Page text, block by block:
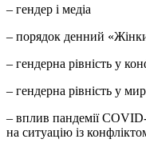
– гендер і медіа
– порядок денний
– гендерна рівність у
– гендерна рівність у
– вплив пандемії
на ситуацію із